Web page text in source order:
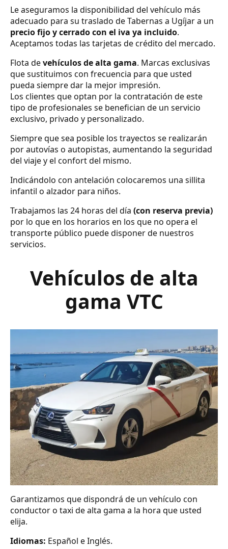
Le aseguramos la disponibilidad del vehículo más
adecuado para su traslado de Tabernas a Ugíjar a un
precio fijo y cerrado con el iva ya incluido.
Aceptamos todas las tarjetas de crédito del mercado.
Flota devehículos de alta gama. Marcas exclusivas
que sustituimos con frecuencia para que usted
pueda siempre dar la mejor impresión.
Los clientes que optan por la contratación de este
tipo de profesionales se benefician de un servicio
exclusivo, privado y personalizado.
Siempre que sea posible los trayectos se realizarán
por autovías o autopistas, aumentando la seguridad
del viaje y el confort del mismo.
Indicándolo con antelación colocaremos una sillita
infantil o alzador para niños.
Trabajamos las 24 horas del día (con reserva previa)
por lo que en los horarios en los que no opera el
transporte público puede disponer de nuestros
servicios.
Vehículos de alta
gama VTC
Garantizamos que dispondrá de un vehículo con
conductor o taxi de alta gama a la hora que usted
elija.
Idiomas: Español e Inglés.